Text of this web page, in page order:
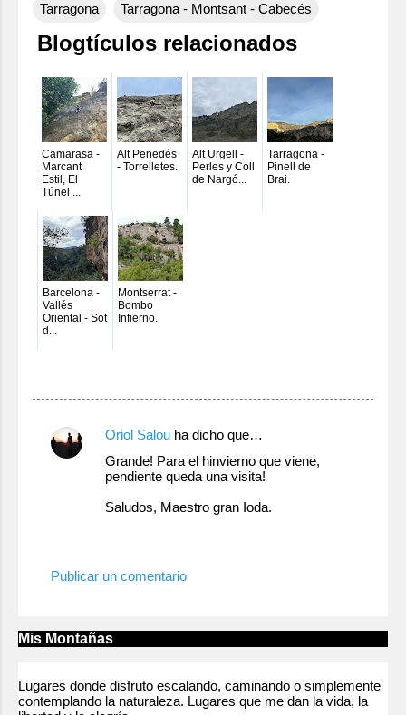
Tarragona Tarragona - Montsant - Cabecés
Blogtículos relacionados
Camarasa -
Marcant
Estil, El
Túnel ...
Alt Penedés
- Torrelletes.
Alt Urgell -
Perles y Coll
de Nargó...
Tarragona -
Pinell de
Brai.
Barcelona -
Vallés
Oriental - Sot
d...
Montserrat -
Bombo
Infierno.
C
o
a
i
s
Oriol Salou ha dicho que…
Grande! Para el hinvierno que viene,
pendiente queda una visita!
Saludos, Maestro gran Ioda.
Publicar un comentario
Mis Montañas
Lugares donde disfruto escalando, caminando o simplemente
contemplando la naturaleza. Lugares que me dan la vida, la